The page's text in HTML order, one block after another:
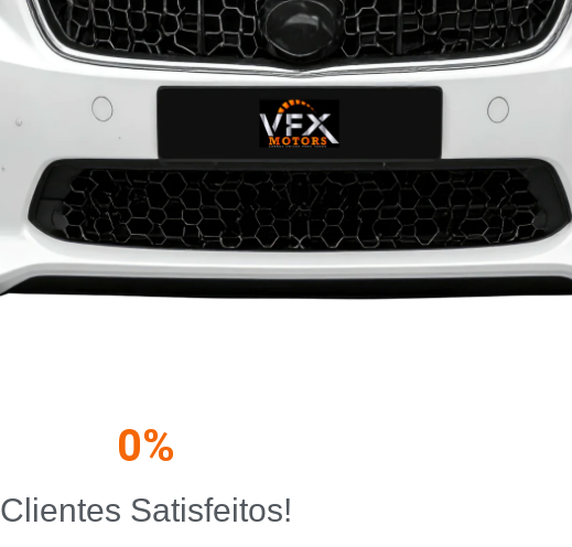
Clientes Satisfeitos!
0%